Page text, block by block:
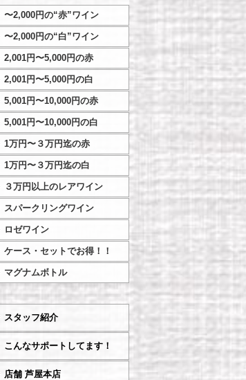
〜2,000円の“赤”ワイン
〜2,000円の“白”ワイン
2,001円〜5,000円の赤
2,001円〜5,000円の白
5,001円〜10,000円の赤
5,001円〜10,000円の白
1万円〜３万円迄の赤
1万円〜３万円迄の白
３万円以上のレアワイン
スパークリングワイン
ロゼワイン
ケース・セットでお得！！
マグナムボトル
スタッフ紹介
こんなサポートしてます！
店舗 芦屋本店